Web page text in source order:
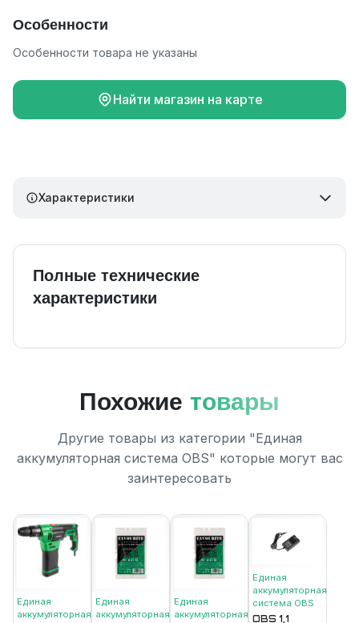
Особенности
Особенности товара не указаны
Найти магазин на карте
Характеристики
Полные технические
характеристики
Похожие товары
Другие товары из категории "Единая
аккумуляторная система ОВS" которые могут вас
заинтересовать
Единая
аккумуляторная
Единая
аккумуляторная
Единая
аккумуляторная
Единая
аккумуляторная
система ОВS
OBS 1,1